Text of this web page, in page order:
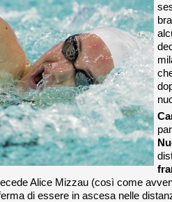
Alice Mizzau (così come
di essere in ascesa nelle